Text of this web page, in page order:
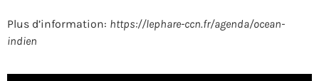
Plus d’information: https://lephare-ccn.fr/agenda/ocean-
indien